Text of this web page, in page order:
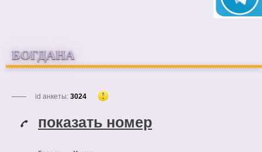
БОГДАНА
id анкеты: 3024
показать номер